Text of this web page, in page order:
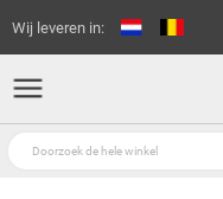
Wij leveren in: